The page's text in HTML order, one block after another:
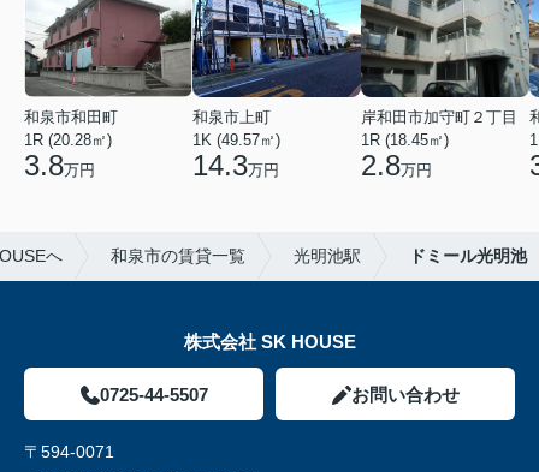
和泉市和田町
1R (20.28㎡)
3.8万円
和泉市上町
1K (49.57㎡)
14.3万円
岸和田市加守町２丁目
1R (18.45㎡)
2.8万円
へ 和泉市の賃貸一覧 光明池駅 ドミール光明池
株式会社 SK HOUSE
0725-44-5507 お問い合わせ
〒594-0071